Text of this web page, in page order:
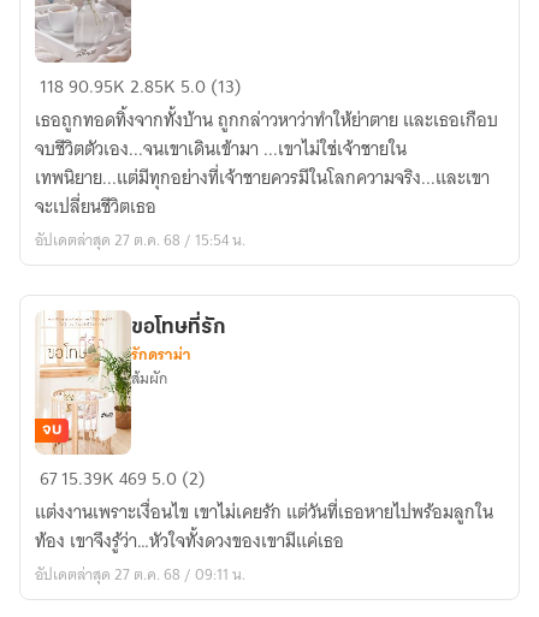
คชา
|
มี
E-
book
11890.95K2.85K 5.0 (13)
เธอถูกทอดทิ้งจากทั้งบ้าน ถูกกล่าวหาว่าทำให้ย่าตาย และเธอเกือบ
จบชีวิตตัวเอง...จนเขาเดินเข้ามา ...เขาไม่ใช่เจ้าชายใน
เทพนิยาย...แต่มีทุกอย่างที่เจ้าชายควรมีในโลกความจริง...และเขา
จะเปลี่ยนชีวิตเธอ
อัปเดตล่าสุด 27 ต.ค. 68 / 15:54 น.
ขอโทษ
ที่รัก
จบ
ขอโทษที่รัก
รักดราม่า
ส้มผัก
6715.39K469 5.0 (2)
แต่งงานเพราะเงื่อนไข เขาไม่เคยรัก แต่วันที่เธอหายไปพร้อมลูกใน
ท้อง เขาจึงรู้ว่า…หัวใจทั้งดวงของเขามีแค่เธอ
อัปเดตล่าสุด 27 ต.ค. 68 / 09:11 น.